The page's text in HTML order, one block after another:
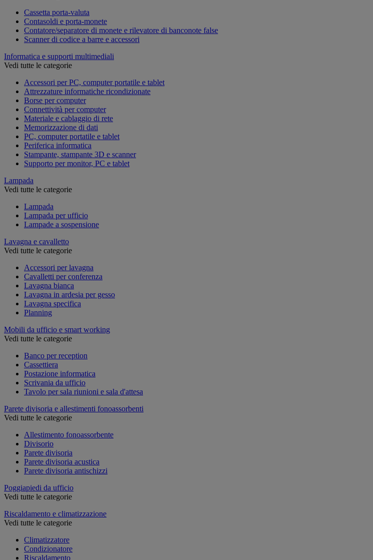
Cassetta porta-valuta
Contasoldi e porta-monete
Contatore/separatore di monete e rilevatore di banconote false
Scanner di codice a barre e accessori
Informatica e supporti multimediali
Vedi tutte le categorie
Accessori per PC, computer portatile e tablet
Attrezzature informatiche ricondizionate
Borse per computer
Connettività per computer
Materiale e cablaggio di rete
Memorizzazione di dati
PC, computer portatile e tablet
Periferica informatica
Stampante, stampante 3D e scanner
Supporto per monitor, PC e tablet
Lampada
Vedi tutte le categorie
Lampada
Lampada per ufficio
Lampade a sospensione
Lavagna e cavalletto
Vedi tutte le categorie
Accessori per lavagna
Cavalletti per conferenza
Lavagna bianca
Lavagna in ardesia per gesso
Lavagna specifica
Planning
Mobili da ufficio e smart working
Vedi tutte le categorie
Banco per reception
Cassettiera
Postazione informatica
Scrivania da ufficio
Tavolo per sala riunioni e sala d'attesa
Parete divisoria e allestimenti fonoassorbenti
Vedi tutte le categorie
Allestimento fonoassorbente
Divisorio
Parete divisoria
Parete divisoria acustica
Parete divisoria antischizzi
Poggiapiedi da ufficio
Vedi tutte le categorie
Riscaldamento e climatizzazione
Vedi tutte le categorie
Climatizzatore
Condizionatore
Riscaldamento